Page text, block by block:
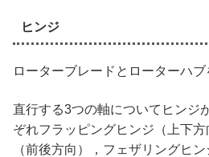
ヒンジ
ローターブレードとローターハ
直行する3つの軸についてヒンジ
ぞれフラッピングヒンジ（上下
（前後方向），フェザリングヒ